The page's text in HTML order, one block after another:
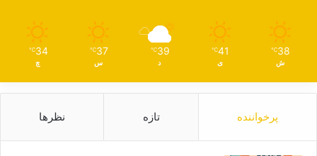
38
℃
ش
41
℃
ی
39
℃
د
37
℃
س
34
℃
چ
پرخواننده تازه نظرها